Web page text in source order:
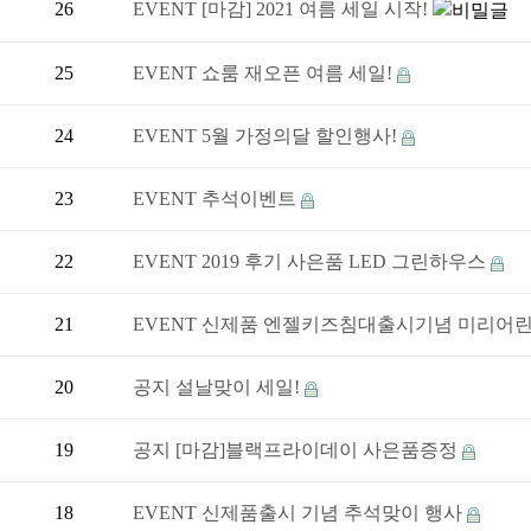
26 EVENT [마감] 2021 여름 세일 시작!
25 EVENT 쇼룸 재오픈 여름 세일!
24 EVENT 5월 가정의달 할인행사!
23 EVENT 추석이벤트
22 EVENT 2019 후기 사은품 LED 그린하우스
21 EVENT 신제품 엔젤키즈침대출시기념 미리어
20 공지 설날맞이 세일!
19 공지 [마감]블랙프라이데이 사은품증정
18 EVENT 신제품출시 기념 추석맞이 행사